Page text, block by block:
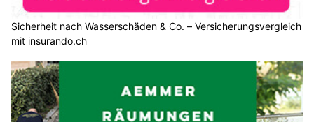
Sicherheit nach Wasserschäden & Co. – Versicherungsvergleich
mit insurando.ch